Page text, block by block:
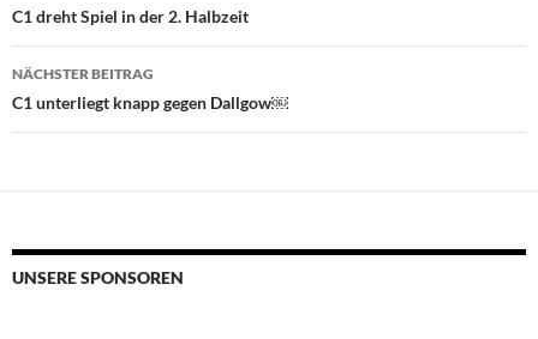
C1 dreht Spiel in der 2. Halbzeit
NÄCHSTER BEITRAG
C1 unterliegt knapp gegen Dallgow￼
UNSERE SPONSOREN